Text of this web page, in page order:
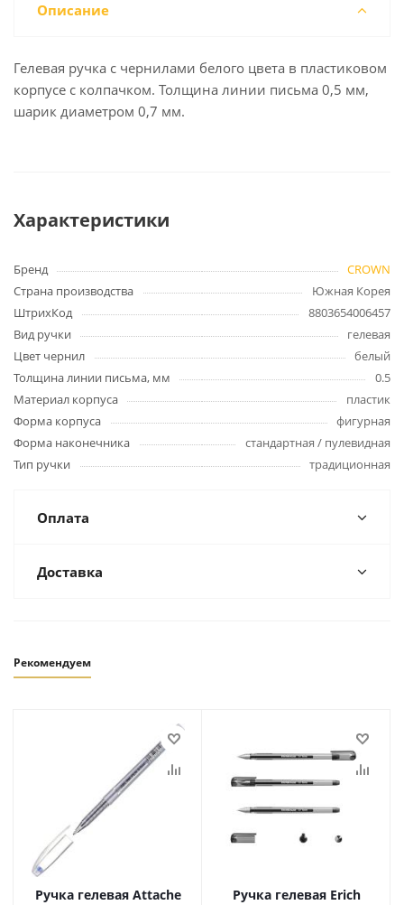
Описание
Гелевая ручка с чернилами белого цвета в пластиковом
корпусе с колпачком. Толщина линии письма 0,5 мм,
шарик диаметром 0,7 мм.
Характеристики
Бренд
CROWN
Страна производства
Южная Корея
ШтрихКод
8803654006457
Вид ручки
гелевая
Цвет чернил
белый
Толщина линии письма, мм
0.5
Материал корпуса
пластик
Форма корпуса
фигурная
Форма наконечника
стандартная / пулевидная
Тип ручки
традиционная
Оплата
Доставка
Рекомендуем
Ручка гелевая Attache
Ручка гелевая Erich